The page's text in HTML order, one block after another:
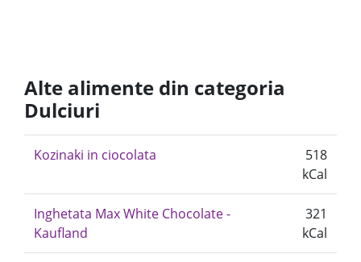
Alte alimente din categoria
Dulciuri
Kozinaki in ciocolata
518
kCal
Inghetata Max White Chocolate -
Kaufland
321
kCal